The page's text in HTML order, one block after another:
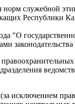
служебной
Республики
"О
законодательства
исключением